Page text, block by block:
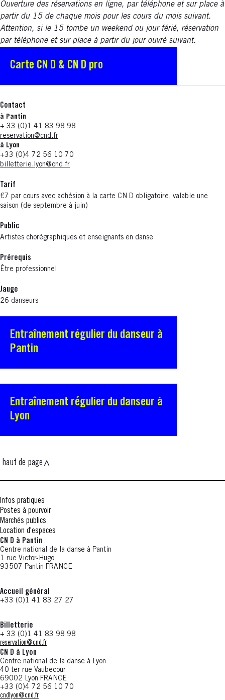
Ouverture des réservations en ligne, par téléphone et sur place à
partir du 15 de chaque mois pour les cours du mois suivant.
Attention, si le 15 tombe un weekend ou jour férié, réservation
par téléphone et sur place à partir du jour ouvré suivant.
Carte CN D & CN D pro
Contact
à Pantin
+ 33 (0)1 41 83 98 98
reservation@cnd.fr
à Lyon
+33 (0)4 72 56 10 70
billetterie.lyon@cnd.fr
Tarif
€7 par cours avec adhésion à la carte CN D obligatoire, valable une
saison (de septembre à juin)
Public
Artistes chorégraphiques et enseignants en danse
Prérequis
Être professionnel
Jauge
26 danseurs
Entraînement régulier du danseur à
Pantin
Entraînement régulier du danseur à
Lyon
haut de page
Infos pratiques
Postes à pourvoir
Marchés publics
Location d'espaces
CN D à Pantin
Centre national de la danse à Pantin
1 rue Victor-Hugo
93507 Pantin FRANCE
Accueil général
+33 (0)1 41 83 27 27
Billetterie
+ 33 (0)1 41 83 98 98
reservation@cnd.fr
CN D à Lyon
Centre national de la danse à Lyon
40 ter rue Vaubecour
69002 Lyon FRANCE
+33 (0)4 72 56 10 70
cndlyon@cnd.fr